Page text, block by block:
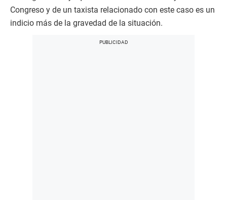
Congreso y de un taxista relacionado con este caso es un
indicio más de la gravedad de la situación.